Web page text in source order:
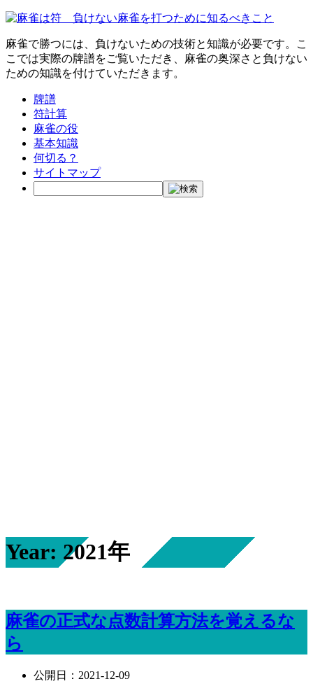
麻雀で勝つには、負けないための技術と知識が必要です。こ
こでは実際の牌譜をご覧いただき、麻雀の奥深さと負けない
ための知識を付けていただきます。
牌譜
符計算
麻雀の役
基本知識
何切る？
サイトマップ
Year: 2021年
麻雀の正式な点数計算方法を覚えるな
ら
公開日： 2021-12-09